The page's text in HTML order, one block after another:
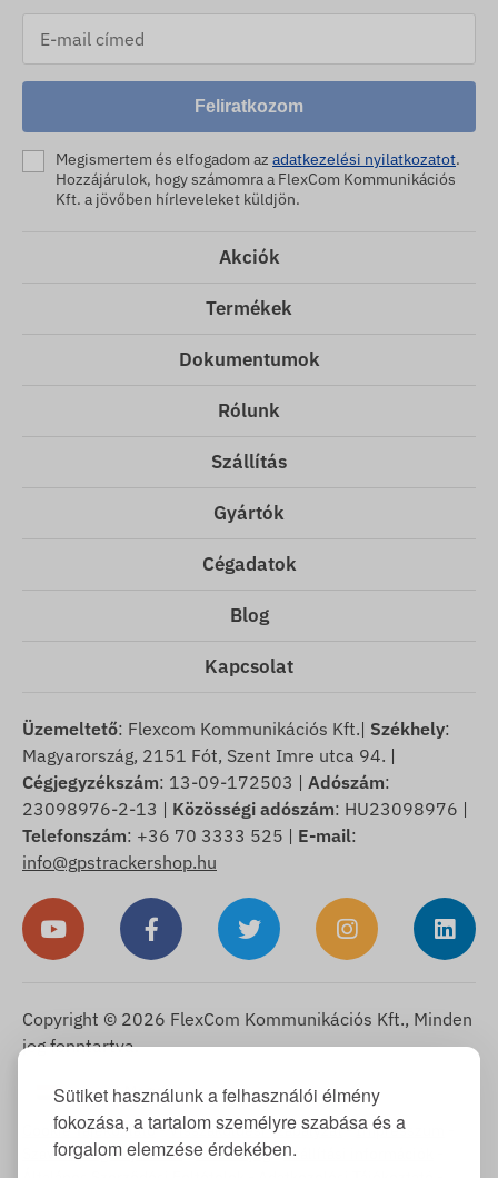
Sütiket használunk a felhasználói élmény
fokozása, a tartalom személyre szabása és a
forgalom elemzése érdekében.
Feliratkozom
Megismertem és elfogadom az adatkezelési nyilatkozatot.
Hozzájárulok, hogy számomra a FlexCom Kommunikációs
Kft. a jövőben hírleveleket küldjön.
Akciók
Termékek
Dokumentumok
Rólunk
Szállítás
Gyártók
Cégadatok
Blog
Kapcsolat
Üzemeltető: Flexcom Kommunikációs Kft.| Székhely:
Magyarország, 2151 Fót, Szent Imre utca 94. |
Cégjegyzékszám: 13-09-172503 | Adószám:
23098976-2-13 | Közösségi adószám: HU23098976 |
Telefonszám: +36 70 3333 525 | E-mail:
info@gpstrackershop.hu
Copyright © 2026 FlexCom Kommunikációs Kft., Minden
jog fenntartva.
Magyar ▼
Cookie Tájékoztató-Visszaküldési szabályzat-Impresszum
Szavatosság és jótállás-Elállási jog-Szállítási információk